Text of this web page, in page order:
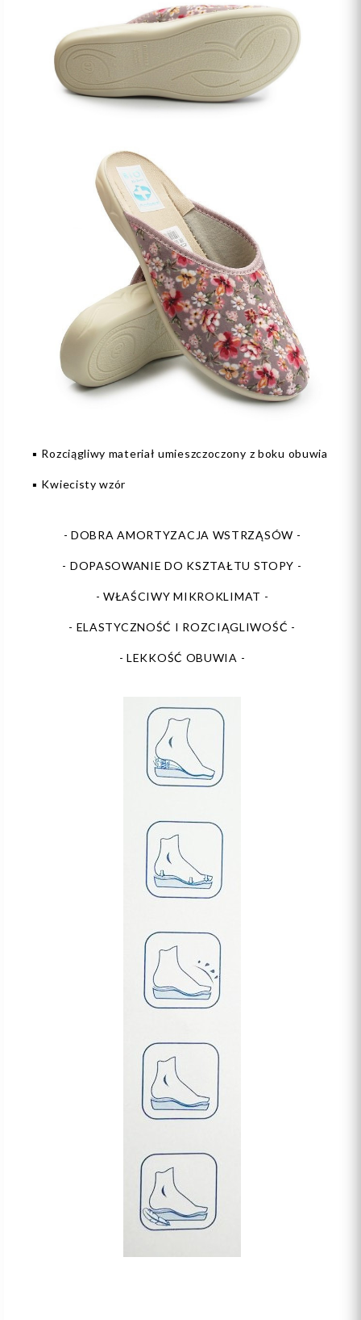
▪️ Rozciągliwy materiał umieszczoczony z boku obuwia
▪️ Kwiecisty wzór
- DOBRA AMORTYZACJA WSTRZĄSÓW -
- DOPASOWANIE DO KSZTAŁTU STOPY -
- WŁAŚCIWY MIKROKLIMAT -
- ELASTYCZNOŚĆ I ROZCIĄGLIWOŚĆ -
- LEKKOŚĆ OBUWIA -